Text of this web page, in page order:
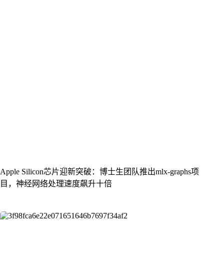
Apple Silicon芯片迎新突破：博士生团队推出mlx-graphs项
目，神经网络处理速度飙升十倍